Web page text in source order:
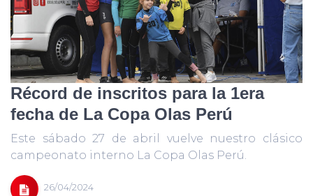
Récord de inscritos para la 1era
fecha de La Copa Olas Perú
Este sábado 27 de abril vuelve nuestro clásico
campeonato interno La Copa Olas Perú.
26/04/2024